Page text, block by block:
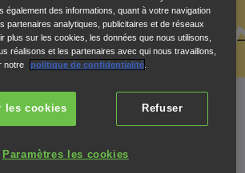
également des informations, quant à votre navigation
partenaires analytiques, publicitaires et de réseaux
plus sur les cookies, les données que nous utilisons,
réalisons et les partenaires avec qui nous travaillons,
notre
politique de confidentialité
Refuser
les cookies
Paramètres les cookies